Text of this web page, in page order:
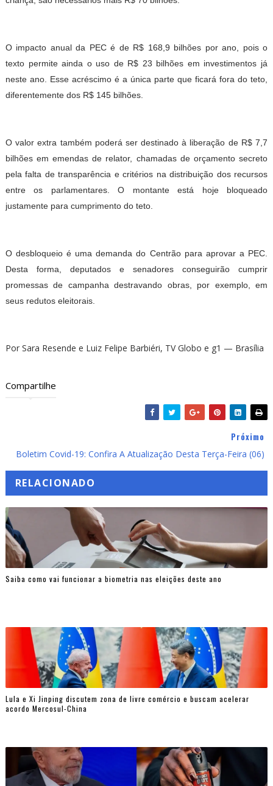
O impacto anual da PEC é de R$ 168,9 bilhões por ano, pois o
texto permite ainda o uso de R$ 23 bilhões em investimentos já
neste ano. Esse acréscimo é a única parte que ficará fora do teto,
diferentemente dos R$ 145 bilhões.
O valor extra também poderá ser destinado à liberação de R$ 7,7
bilhões em emendas de relator, chamadas de orçamento secreto
pela falta de transparência e critérios na distribuição dos recursos
entre os parlamentares. O montante está hoje bloqueado
justamente para cumprimento do teto.
O desbloqueio é uma demanda do Centrão para aprovar a PEC.
Desta forma, deputados e senadores conseguirão cumprir
promessas de campanha destravando obras, por exemplo, em
seus redutos eleitorais.
Por Sara Resende e Luiz Felipe Barbiéri, TV Globo e g1 — Brasília
Compartilhe
Próximo
Boletim Covid-19: Confira A Atualização Desta Terça-Feira (06)
RELACIONADO
Saiba como vai funcionar a biometria nas eleições deste ano
Lula e Xi Jinping discutem zona de livre comércio e buscam acelerar
acordo Mercosul-China